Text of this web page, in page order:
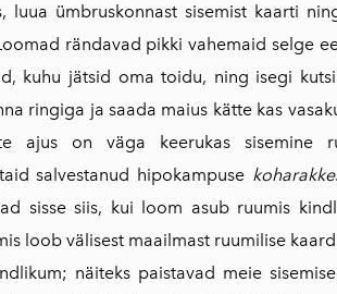
luua ümbruskonnast sisemist kaarti
rändavad pikki vahemaid selge
kuhu jätsid oma toidu, ning isegi
ringiga ja saada maius kätte kas
ajus on väga keerukas sisemine
salvestanud hipokampuse koharakke
sisse siis, kui loom asub ruumis
loob välisest maailmast ruumilise
näiteks paistavad meie